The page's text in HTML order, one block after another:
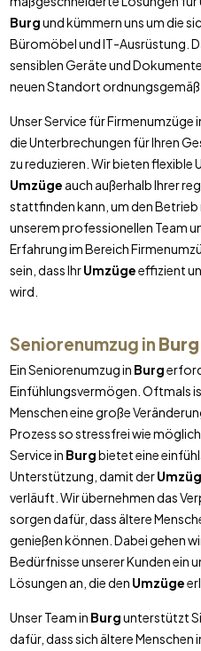
Burgund kümmern uns um die
Büromöbel und IT-Ausrüstung.
sensiblen Geräte und
neuen Standort
Unser Service für Firmenumzüge
die Unterbrechungen für Ihren
zu reduzieren. Wir bieten flexible
Umzüge auch außerhalb Ihrer
stattfinden kann, um den
unserem professionellen Team
Erfahrung im Bereich
sein, dass IhrUmzügeeffizient
wird.
Seniorenumzug in Burg
Ein Seniorenumzug in Burg
Einfühlungsvermögen. Oftmals
Menschen eine große
Prozess so stressfrei wie
Service in Burgbietet eine
Unterstützung, damit der
verläuft. Wir übernehmen das
sorgen dafür, dass ältere
genießen können. Dabei gehen
Bedürfnisse unserer Kunden ein
Lösungen an, die den Umzüge
Unser Team in Burgunterstützt
dafür, dass sich ältere Menschen